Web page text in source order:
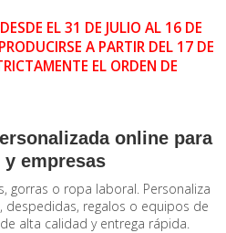
EL 31 DE JULIO AL 16 DE
A PARTIR DEL 17 DE
EL ORDEN DE
online para
empresas
gorras o ropa laboral. Personaliza
despedidas, regalos o equipos de
alta calidad y entrega rápida.